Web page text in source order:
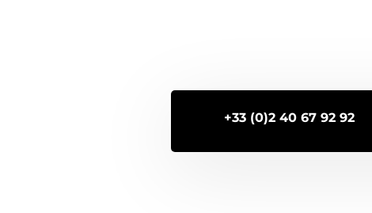
+33 (0)2 40 67 92 92